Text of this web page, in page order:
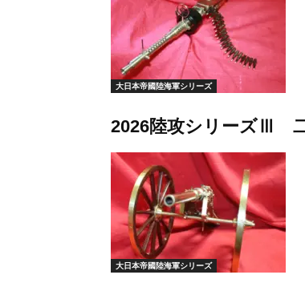
大日本帝國陸海軍シリーズ
2026陸攻シリーズⅢ
大日本帝國陸海軍シリーズ